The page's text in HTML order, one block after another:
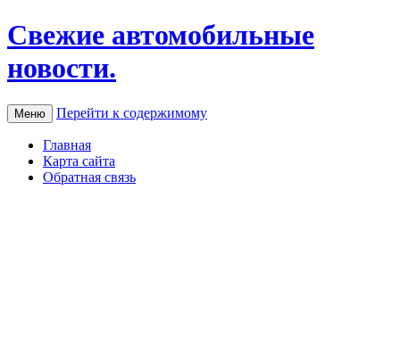
Свежие автомобильные
новости.
Меню Перейти к содержимому
Главная
Карта сайта
Обратная связь